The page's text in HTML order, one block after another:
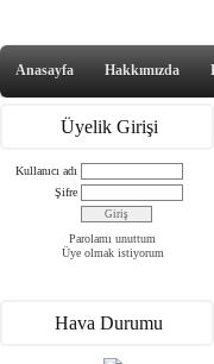
Anasayfa Hakkımızda
Üyelik Girişi
Kullanıcı adı
Şifre
Parolamı unuttum
Üye olmak istiyorum
Hava Durumu